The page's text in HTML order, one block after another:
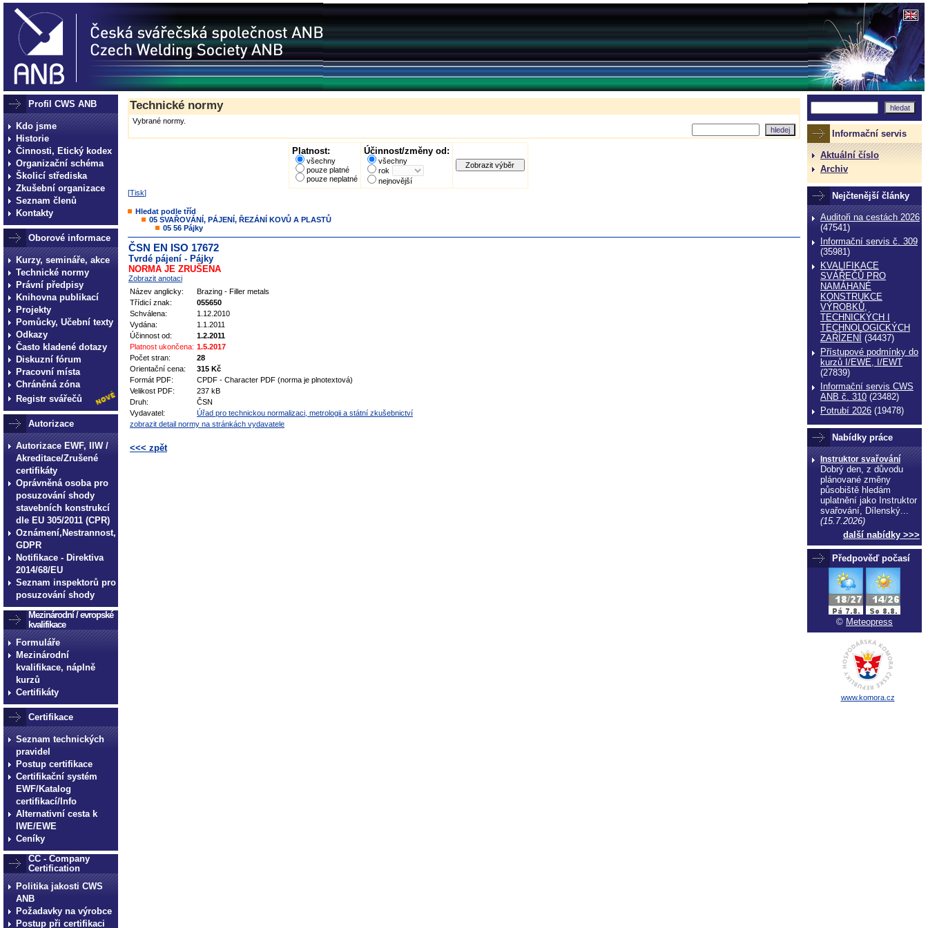
Profil CWS ANB
Kdo jsme
Historie
Činnosti, Etický kodex
Organizační schéma
Školicí střediska
Zkušební organizace
Seznam členů
Kontakty
Oborové informace
Kurzy, semináře, akce
Technické normy
Právní předpisy
Knihovna publikací
Projekty
Pomůcky, Učební texty
Odkazy
Často kladené dotazy
Diskuzní fórum
Pracovní místa
Chráněná zóna
Registr svářečů
Autorizace
Autorizace EWF, IIW /
Akreditace/Zrušené
certifikáty
Oprávněná osoba pro
posuzování shody
stavebních konstrukcí
dle EU 305/2011 (CPR)
Oznámení,Nestrannost,
GDPR
Notifikace - Direktiva
2014/68/EU
Seznam inspektorů pro
posuzování shody
Mezinárodní / evropské
kvalifikace
Formuláře
Mezinárodní
kvalifikace, náplně
kurzů
Certifikáty
Certifikace
Seznam technických
pravidel
Postup certifikace
Certifikační systém
EWF/Katalog
certifikací/Info
Alternativní cesta k
IWE/EWE
Ceníky
CC - Company
Certification
Politika jakosti CWS
ANB
Požadavky na výrobce
Postup při certifikaci
Technické normy
Vybrané normy.
Platnost:
všechny
pouze platné
pouze neplatné
Účinnost/změny od:
všechny
rok
nejnovější
[Tisk]
Hledat podle tříd
05 SVAŘOVÁNÍ, PÁJENÍ, ŘEZÁNÍ KOVŮ A PLASTŮ
05 56 Pájky
ČSN EN ISO 17672
Tvrdé pájení - Pájky
NORMA JE ZRUŠENA
Zobrazit anotaci
Název anglicky:
Brazing - Filler metals
Třídicí znak:
055650
Schválena:
1.12.2010
Vydána:
1.1.2011
Účinnost od:
1.2.2011
Platnost ukončena: 1.5.2017
Počet stran:
28
Orientační cena:
315 Kč
Formát PDF:
CPDF - Character PDF (norma je plnotextová)
Velikost PDF:
237 kB
Druh:
ČSN
Vydavatel:
Úřad pro technickou normalizaci, metrologii a státní zkušebnictví
zobrazit detail normy na stránkách vydavatele
<<< zpět
Informační servis
Aktuální číslo
Archiv
Nejčtenější články
Auditoři na cestách 2026
(47541)
Informační servis č. 309
(35981)
KVALIFIKACE
SVÁŘEČŮ PRO
NAMÁHANÉ
KONSTRUKCE
VÝROBKŮ,
TECHNICKÝCH I
TECHNOLOGICKÝCH
ZAŔÍZENÍ (34437)
Přístupové podmínky do
kurzů I/EWE, I/EWT
(27839)
Informační servis CWS
ANB č. 310 (23482)
Potrubí 2026 (19478)
Nabídky práce
Instruktor svařování
Dobrý den, z důvodu
plánované změny
působiště hledám
uplatnění jako Instruktor
svařování, Dílenský...
(15.7.2026)
další nabídky >>>
Předpověď počasí
© Meteopress
www.komora.cz